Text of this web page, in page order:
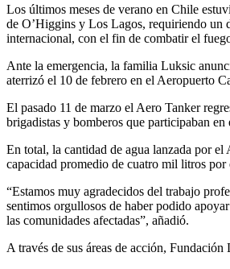
Los últimos meses de verano en Chile
de O’Higgins y Los Lagos, requiriendo un
internacional, con el fin de combatir el
Ante la emergencia, la familia Luksic
aterrizó el 10 de febrero en el Aeropuerto
El pasado 11 de marzo el Aero Tanker
brigadistas y bomberos que participaban en
En total, la cantidad de agua lanzada por
capacidad promedio de cuatro mil litros
“Estamos muy agradecidos del trabajo
sentimos orgullosos de haber podido
las comunidades afectadas”, añadió.
A través de sus áreas de acción,